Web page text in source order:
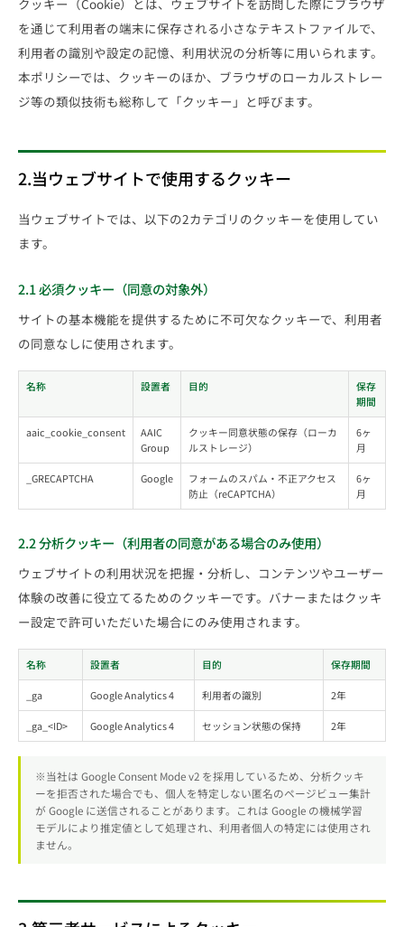
クッキー（Cookie）とは、ウェブサイトを訪問した際にブラウザ
を通じて利用者の端末に保存される小さなテキストファイルで、
利用者の識別や設定の記憶、利用状況の分析等に用いられます。
本ポリシーでは、クッキーのほか、ブラウザのローカルストレー
ジ等の類似技術も総称して「クッキー」と呼びます。
2.当ウェブサイトで使用するクッキー
当ウェブサイトでは、以下の2カテゴリのクッキーを使用してい
ます。
2.1 必須クッキー（同意の対象外）
サイトの基本機能を提供するために不可欠なクッキーで、利用者
の同意なしに使用されます。
名称 設置者 目的
保存
期間
aaic_cookie_consent
AAIC
Group
クッキー同意状態の保存（ローカ
ルストレージ）
6ヶ
月
_GRECAPTCHA Google
フォームのスパム・不正アクセス
防止（reCAPTCHA）
6ヶ
月
2.2 分析クッキー（利用者の同意がある場合のみ使用）
ウェブサイトの利用状況を把握・分析し、コンテンツやユーザー
体験の改善に役立てるためのクッキーです。バナーまたはクッキ
ー設定で許可いただいた場合にのみ使用されます。
名称 設置者 目的 保存期間
_ga Google Analytics 4 利用者の識別 2年
_ga_<ID> Google Analytics 4 セッション状態の保持 2年
※当社は Google Consent Mode v2 を採用しているため、分析クッキ
ーを拒否された場合でも、個人を特定しない匿名のページビュー集計
が Google に送信されることがあります。これは Google の機械学習
モデルにより推定値として処理され、利用者個人の特定には使用され
ません。